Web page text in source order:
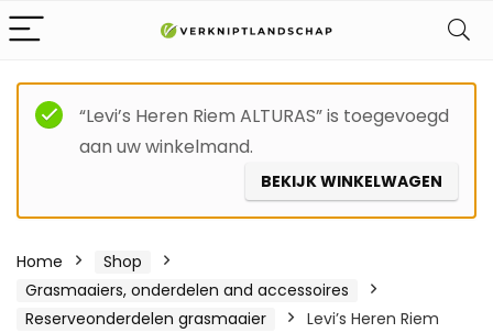
“Levi’s Heren Riem ALTURAS” is toegevoegd
aan uw winkelmand.
BEKIJK WINKELWAGEN
Home
Shop
Grasmaaiers, onderdelen and accessoires
Reserveonderdelen grasmaaier
Levi’s Heren Riem